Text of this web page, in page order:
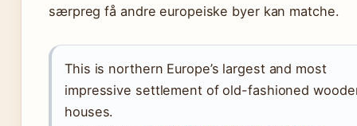
særpreg få andre europeiske byer kan matche.
This is northern Europe’s largest and most
impressive settlement of old-fashioned
houses.